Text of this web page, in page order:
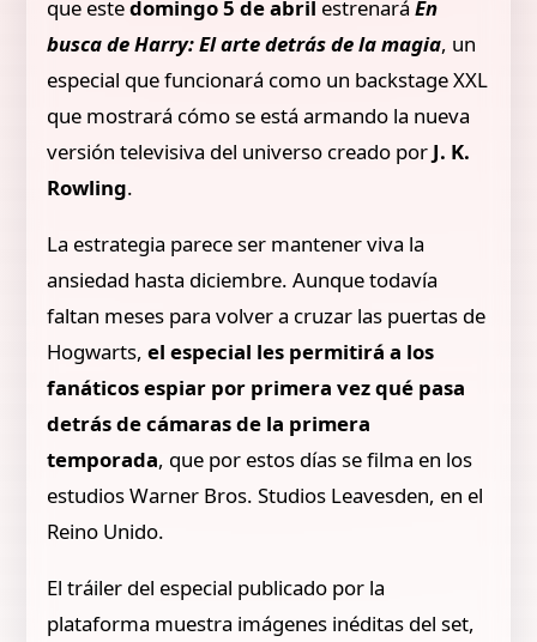
que estedomingo 5 de abril estrenaráEn
busca de Harry: El arte detrás de la magia, un
especial que funcionará como un backstage XXL
que mostrará cómo se está armando la nueva
versión televisiva del universo creado por J. K.
Rowling.
La estrategia parece ser mantener viva la
ansiedad hasta diciembre. Aunque todavía
faltan meses para volver a cruzar las puertas de
Hogwarts,el especial les permitirá a los
fanáticos espiar por primera vez qué pasa
detrás de cámaras de la primera
temporada, que por estos días se filma en los
estudios Warner Bros. Studios Leavesden, en el
Reino Unido.
El tráiler del especial publicado por la
plataforma muestra imágenes inéditas del set,